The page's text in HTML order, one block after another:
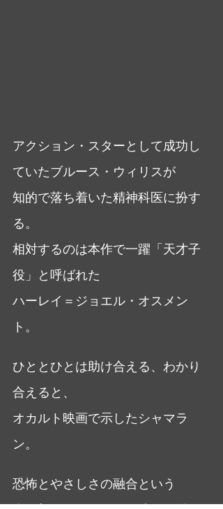
アクション・スターとして成功し
ていたブルース・ウィリスが
知的で落ち着いた精神科医に扮す
る。
相対するのは本作で一躍「天才子
役」と呼ばれた
ハーレイ＝ジョエル・オスメン
ト。
ひととひとは助け合える、わかり
合えると、
オカルト映画で示したシャマラ
ン。
恐怖とやさしさの融合という